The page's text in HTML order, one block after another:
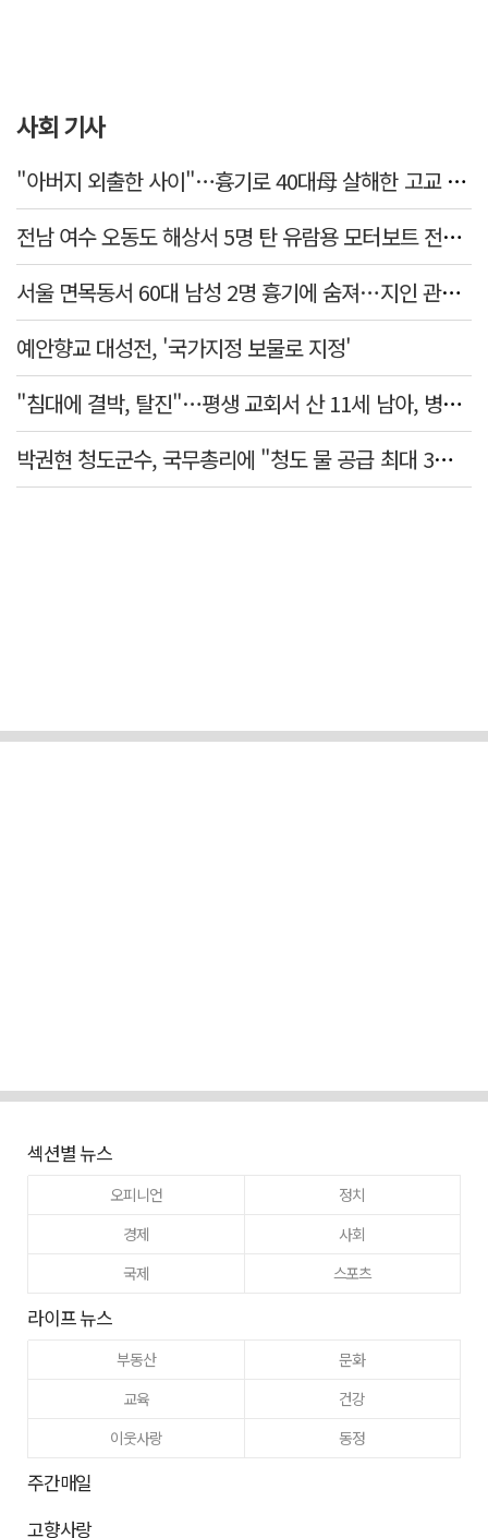
사회 기사
"아버지 외출한 사이"…흉기로 40대母 살해한 고교 자퇴생, 구속 기로에
전남 여수 오동도 해상서 5명 탄 유람용 모터보트 전복…2명 숨져
서울 면목동서 60대 남성 2명 흉기에 숨져…지인 관계로 추정
예안향교 대성전, '국가지정 보물로 지정'
"침대에 결박, 탈진"…평생 교회서 산 11세 남아, 병원 이송 끝 숨져
박권현 청도군수, 국무총리에 "청도 물 공급 최대 3만t 늘려달라"
섹션별 뉴스
오피니언
정치
경제
사회
국제
스포츠
라이프 뉴스
부동산
문화
교육
건강
이웃사랑
동정
주간매일
고향사랑